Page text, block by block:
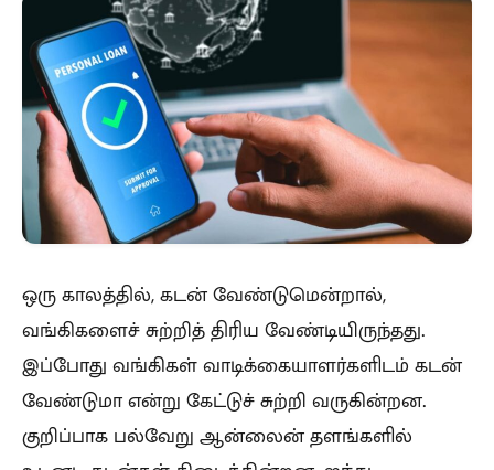
ஒரு காலத்தில், கடன் வேண்டுமென்றால்,
வங்கிகளைச் சுற்றித் திரிய வேண்டியிருந்தது.
இப்போது வங்கிகள் வாடிக்கையாளர்களிடம் கடன்
வேண்டுமா என்று கேட்டுச் சுற்றி வருகின்றன.
குறிப்பாக பல்வேறு ஆன்லைன் தளங்களில்